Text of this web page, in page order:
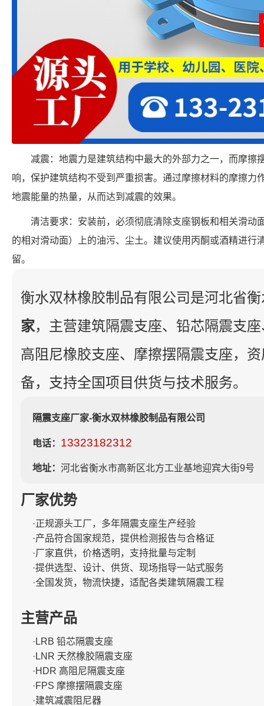
减震：地震力是建筑结构中最大的外部力之一，而摩擦
响，保护建筑结构不受到严重损害。通过摩擦材料的摩擦力
地震能量的热量，从而达到减震的效果。
清洁要求：安装前，必须彻底清除支座钢板和相关滑动
的相对滑动面）上的油污、尘土。建议使用丙酮或酒精进行
留。
衡水双林橡胶制品有限公司是河北省
家，主营建筑隔震支座、铅芯隔震支
高阻尼橡胶支座、摩擦摆隔震支座，
备，支持全国项目供货与技术服务。
隔震支座厂家-衡水双林橡胶制品有限公司
电话： 13323182312
地址： 河北省衡水市高新区北方工业基地迎宾大街9号
厂家优势
·正规源头工厂，多年隔震支座生产经验
·产品符合国家规范，提供检测报告与合格证
·厂家直供，价格透明，支持批量与定制
·提供选型、设计、供货、现场指导一站式服务
·全国发货，物流快捷，适配各类建筑隔震工程
主营产品
·LRB 铅芯隔震支座
·LNR 天然橡胶隔震支座
·HDR 高阻尼隔震支座
·FPS 摩擦摆隔震支座
·建筑减震阻尼器